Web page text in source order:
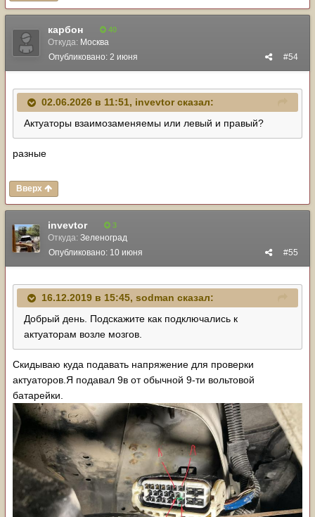
карбон 40
Откуда: Москва
#54
Опубликовано: 2 июня
02.06.2026 в 11:51, invevtorсказал:
Актуаторы взаимозаменяемы или левый и правый?
разные
Вверх
invevtor 3
Откуда: Зеленоград
#55
Опубликовано: 10 июня
16.12.2019 в 15:45, sodman сказал:
Добрый день. Подскажите как подключались к
актуаторам возле мозгов.
Скидываю куда подавать напряжение для проверки
актуаторов.Я подавал 9в от обычной 9-ти вольтовой
батарейки.